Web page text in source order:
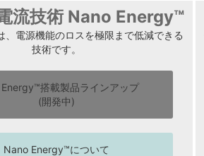
流技術 Nano Energy™
電源機能のロスを極限まで低減できる
技術です。
搭載製品ラインアップ
(開発中)
Nano Energy™について